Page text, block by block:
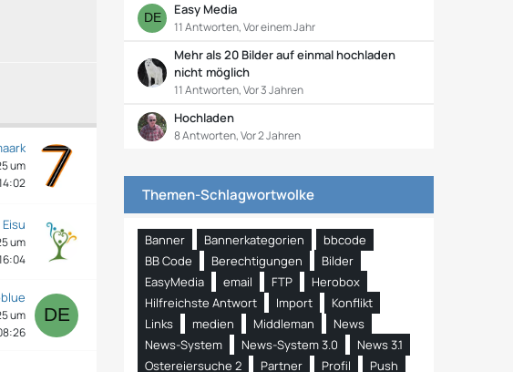
um
Eisu
um
um
Easy Media
11 Antworten, Vor einem Jahr
Mehr als 20 Bilder auf einmal hochladen
nicht möglich
11 Antworten, Vor 3 Jahren
Hochladen
8 Antworten, Vor 2 Jahren
Themen-Schlagwortwolke
Banner Bannerkategorien
bbcode
BB Code
Berechtigungen
Bilder
EasyMedia
email FTP
Herobox
Hilfreichste Antwort
Import
Konflikt
Links
medien Middleman
News
News-System
News-System 3.0
News 3.1
Ostereiersuche 2
Partner Profil
Push